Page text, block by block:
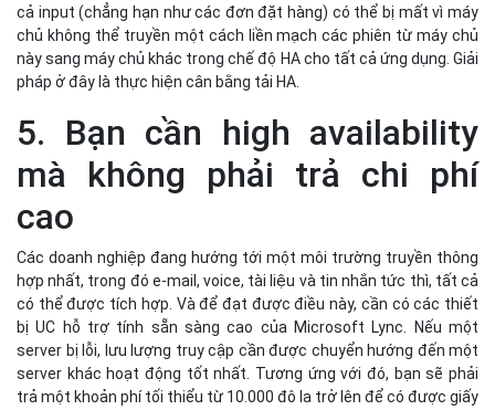
cả input (chẳng hạn như các đơn đặt hàng) có thể bị mất vì máy
chủ không thể truyền một cách liền mạch các phiên từ máy chủ
này sang máy chủ khác trong chế độ HA cho tất cả ứng dụng. Giải
pháp ở đây là thực hiện cân bằng tải HA.
5. Bạn cần high availability
mà không phải trả chi phí
cao
Các doanh nghiệp đang hướng tới một môi trường truyền thông
hợp nhất, trong đó e-mail, voice, tài liệu và tin nhắn tức thì, tất cả
có thể được tích hợp. Và để đạt được điều này, cần có các thiết
bị UC hỗ trợ tính sẵn sàng cao của Microsoft Lync. Nếu một
server bị lỗi, lưu lượng truy cập cần được chuyển hướng đến một
server khác hoạt động tốt nhất. Tương ứng với đó, bạn sẽ phải
trả một khoản phí tối thiểu từ 10.000 đô la trở lên để có được giấy